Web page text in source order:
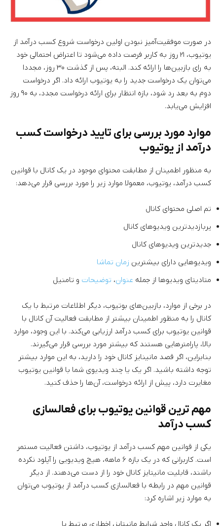
در صورت موفقیت‌آمیز نبودن اولین درخواست شروع کسب درآمد از
یوتیوب، ۲۱ روز به کاربر فرصت داده می‌شود تا اعتراض احتمالی خود
به رای بازبین‌ها را ارائه کند. البته، پس از گذشت ۳۰ روز، مجددا
می‌توان یک درخواست جدید را به یوتیوب ارائه داد. اگر درخواست
دوم به بعد رد شود، بازه انتظار برای ارائه درخواست مجدد، به ۹۰ روز
افزایش می‌یابد.
موارد مورد بررسی برای تایید درخواست کسب
درآمد از یوتیوب
به منظور اطمینان از مطابقت محتوای موجود در یک کانال با قوانین
کسب درآمد، یوتیوب، معمولا موارد زیر را مورد بررسی قرار می‌دهد:
تم اصلی محتوای کانال
پربازدیدترین ویدیوهای کانال
جدیدترین ویدیوهای کانال
ویدیوهایی دارای بیشترین زمان تماشا
متادیتای ویدیوها از جمله عنوان، توضیحات و تامنیل
در برخی از موارد، بازبین‌های بوتیوب، دیگر اطلاعات مرتبط با یک
کانال را به منظور اطمینان بیشتر از مطابقت فعالیت آن کانال با
قوانین یوتیوب برای کسب درآمد ارزیابی می‌کند. با این وجود، موارد
بالا، پارامترهایی هستند که بیشتر مورد بررسی قرار می‌گیرند.
بنابراین، اگر قصد مانینایز کانال خود را دارید، به این موارد بیشتر
توجه داشته باشید. اگر یک یا چند ویدیوی شما با قوانین یوتیوب
مغایرت دارد، پیش از ارائه درخواست، آن‌ها را حذف کنید.
مهم ترین قوانین یوتیوب برای فعالسازی
کسب درآمد
یکی از قوانین مهم کسب درآمد از یوتیوب، داشتن فعالیت مستمر
است. کاربرانی که در یک بازه ۶ ماهه، هیچ ویدیویی را آپلود نکرده
باشند، قابلیت مانیتایز کانال خود را از دست می‌دهند. از دیگر
قوانین مهم در رابطه با فعالسازی کسب درآمد از یوتیوب می‌توان
به موارد زیر اشاره کرد: